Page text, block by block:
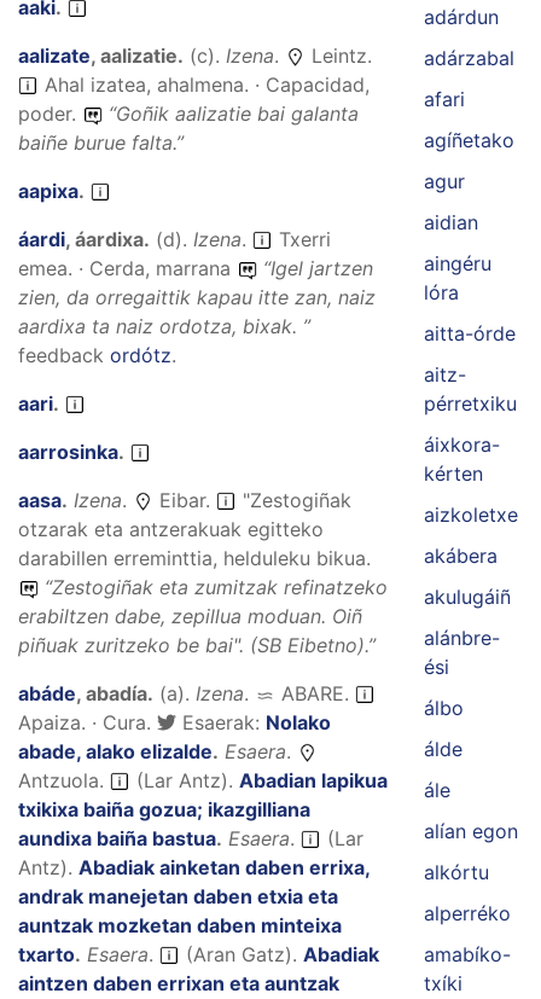
aaki.
aalizate, aalizatie. (c). Izena.
Leintz.
Ahal izatea, ahalmena. · Capacidad,
poder.
“Goñik aalizatie bai galanta
baiñe burue falta.”
aapixa.
áardi, áardixa. (d). Izena.
Txerri
emea. · Cerda, marrana
“Igel jartzen
zien, da orregaittik kapau itte zan, naiz
aardixa ta naiz ordotza, bixak. ”
feedback ordótz.
aari.
aarrosinka.
aasa. Izena. Eibar.
"Zestogiñak
otzarak eta antzerakuak egitteko
darabillen erreminttia, helduleku bikua.
“Zestogiñak eta zumitzak refinatzeko
erabiltzen dabe, zepillua moduan. Oiñ
piñuak zuritzeko be bai". (SB Eibetno).”
abáde, abadía. (a). Izena. ABARE.
Apaiza. · Cura.
Esaerak: Nolako
abade, alako elizalde. Esaera.
Antzuola.
(Lar Antz). Abadian lapikua
txikixa baiña gozua; ikazgilliana
aundixa baiña bastua. Esaera.
(Lar
Antz). Abadiak ainketan daben errixa,
andrak manejetan daben etxia eta
auntzak mozketan daben minteixa
txarto. Esaera. (Aran Gatz). Abadiak
aintzen daben errixan eta auntzak
adárdun
adárzabal
afari
agíñetako
agur
aidian
aingéru
lóra
aitta-órde
aitz-
pérretxiku
áixkora-
kérten
aizkoletxe
akábera
akulugáiñ
alánbre-
ési
álbo
álde
ále
alían egon
alkórtu
alperréko
amabíko-
txíki